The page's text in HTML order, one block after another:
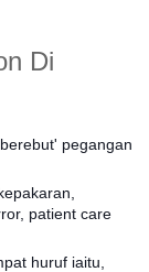
Di
pegangan
patient care
huruf iaitu,